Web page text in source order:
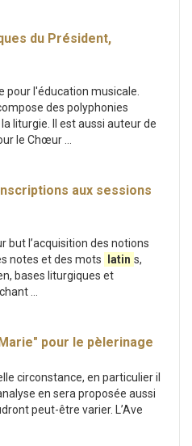
du Président,
pour l'éducation musicale.
des polyphonies
liturgie. Il est aussi auteur de
le Chœur ...
aux sessions
but l’acquisition des notions
notes et des mots
latin s,
bases liturgiques et
...
pour le pèlerinage
circonstance, en particulier il
en sera proposée aussi
peut-être varier. L’Ave